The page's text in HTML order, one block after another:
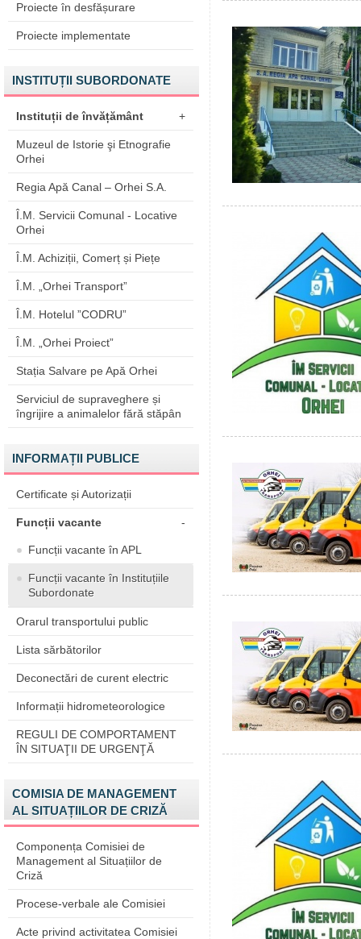
Proiecte în desfășurare
Proiecte implementate
INSTITUȚII SUBORDONATE
Instituții de învățământ +
Muzeul de Istorie şi Etnografie
Orhei
Regia Apă Canal – Orhei S.A.
Î.M. Servicii Comunal - Locative
Orhei
Î.M. Achiziții, Comerț și Piețe
Î.M. „Orhei Transport”
Î.M. Hotelul ”CODRU”
Î.M. „Orhei Proiect”
Stația Salvare pe Apă Orhei
Serviciul de supraveghere și
îngrijire a animalelor fără stăpân
INFORMAȚII PUBLICE
Certificate și Autorizații
Funcții vacante -
Funcții vacante în APL
Funcții vacante în Instituțiile
Subordonate
Orarul transportului public
Lista sărbătorilor
Deconectări de curent electric
Informații hidrometeorologice
REGULI DE COMPORTAMENT
ÎN SITUAŢII DE URGENŢĂ
COMISIA DE MANAGEMENT
AL SITUAȚIILOR DE CRIZĂ
Componența Comisiei de
Management al Situațiilor de
Criză
Procese-verbale ale Comisiei
Acte privind activitatea Comisiei